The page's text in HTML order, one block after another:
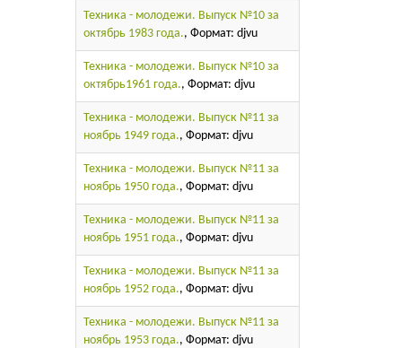
Техника - молодежи. Выпуск №10 за
октябрь 1983 года., Формат: djvu
Техника - молодежи. Выпуск №10 за
октябрь1961 года., Формат: djvu
Техника - молодежи. Выпуск №11 за
ноябрь 1949 года., Формат: djvu
Техника - молодежи. Выпуск №11 за
ноябрь 1950 года., Формат: djvu
Техника - молодежи. Выпуск №11 за
ноябрь 1951 года., Формат: djvu
Техника - молодежи. Выпуск №11 за
ноябрь 1952 года., Формат: djvu
Техника - молодежи. Выпуск №11 за
ноябрь 1953 года., Формат: djvu